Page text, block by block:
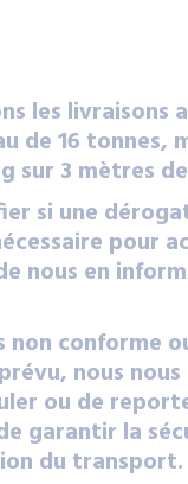
les livraisons
de 16 tonnes,
sur 3 mètres
si une
pour
nous en
non conforme
nous
ou de
garantir la
du transport.